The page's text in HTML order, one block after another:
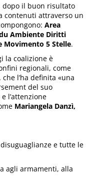
dopo il buon risultato
contenuti attraverso un
Area
Ambiente Diritti
Movimento 5 Stelle.
la coalizione è
regionali, come
, che l’ha definita «una
del suo
l’attenzione
Mariangela Danzì,
e tutte le
agli armamenti, alla